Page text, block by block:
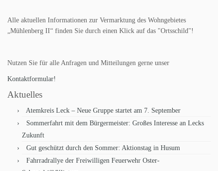
Alle aktuellen Informationen zur Vermarktung des Wohngebietes
„Mühlenberg II“ finden Sie durch einen Klick auf das "Ortsschild"!
Nutzen Sie für alle Anfragen und Mitteilungen gerne unser
Kontaktformular!
Aktuelles
Atemkreis Leck – Neue Gruppe startet am 7. September
Sommerfahrt mit dem Bürgermeister: Großes Interesse an Lecks
Zukunft
Gut geschützt durch den Sommer: Aktionstag in Husum
Fahrradrallye der Freiwilligen Feuerwehr Oster-